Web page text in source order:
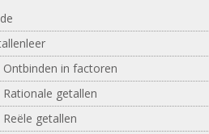
Ontbinden in factoren
Rationale getallen
Reële getallen